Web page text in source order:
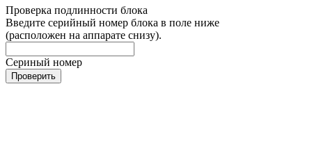
Проверка подлинности блока
Введите серийный номер блока в поле ниже
(расположен на аппарате снизу).
Сериный номер
Проверить